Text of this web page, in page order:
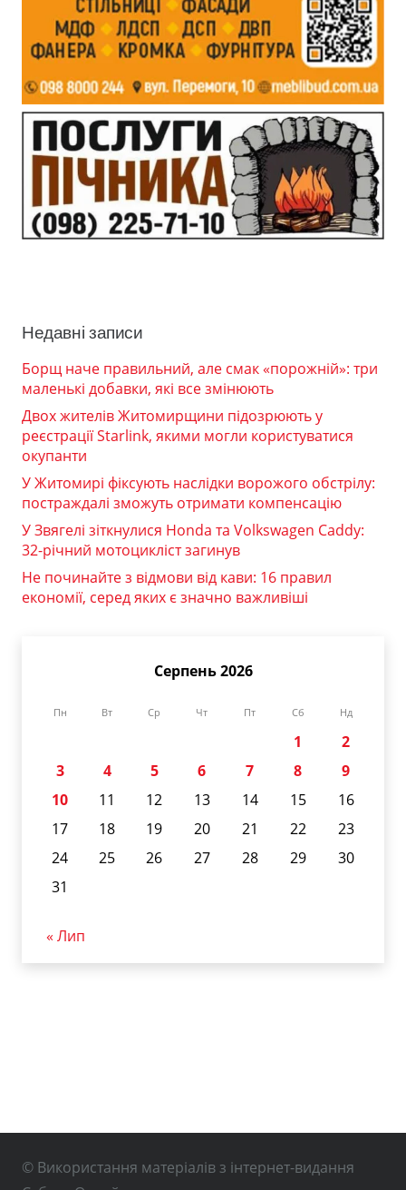
Недавні записи
Борщ наче правильний, але смак «порожній»: три
маленькі добавки, які все змінюють
Двох жителів Житомирщини підозрюють у
реєстрації Starlink, якими могли користуватися
окупанти
У Житомирі фіксують наслідки ворожого обстрілу:
постраждалі зможуть отримати компенсацію
У Звягелі зіткнулися Honda та Volkswagen Caddy:
32-річний мотоцикліст загинув
Не починайте з відмови від кави: 16 правил
економії, серед яких є значно важливіші
Серпень 2026
Пн Вт Ср Чт Пт Сб Нд
1
2
3
4 5 6 7 8
9
10
11 12 13 14 15
16
17
18 19 20 21 22
23
24
25 26 27 28 29
30
31
« Лип
© Використання матеріалів з інтернет-видання